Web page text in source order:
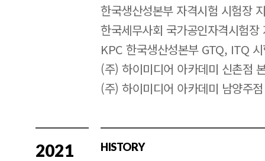
한국생산성본부 자격시험 시험장
한국세무사회 국가공인자격시험장
KPC 한국생산성본부 GTQ, ITQ
(주) 하이미디어 아카데미 신촌점
(주) 하이미디어 아카데미 남양주
2021 HISTORY